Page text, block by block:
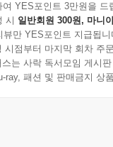
YES포인트 3만원을 드
시 일반회원 300원, 마니
만 YES포인트 지급됩니
시점부터 마지막 회차 주
는 사락 독서모임 게시
ray, 패션 및 판매금지 상